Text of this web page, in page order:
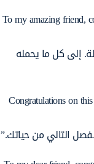
“To my amazing friend,
إلى كل ما يحمله
“Congratulations on
التالي من حياتك.”